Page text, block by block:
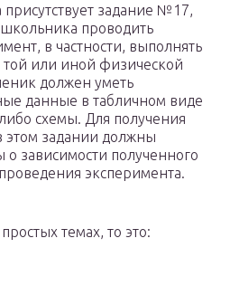
задание №17,
проводить
в частности, выполнять
или иной физической
должен уметь
данные в табличном виде
схемы. Для получения
этом задании должны
о зависимости полученного
эксперимента.
темах, то это: